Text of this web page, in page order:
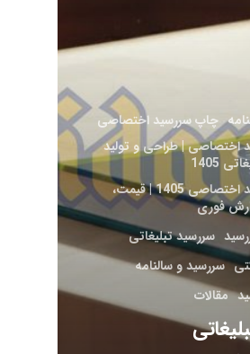
چاپ سررسید اختصاصی
اختصاصی | طراحی و تولید
1405
چاپ سررسید اختصاصی 1405 | قیمت،
فوری
سررسید تبلیغاتی
سررسید و سالنامه
مقالات